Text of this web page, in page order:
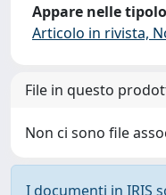
Appare nelle
Articolo in rivista,
File in questo
Non ci sono file
I documenti in IRIS